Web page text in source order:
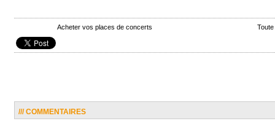
Acheter vos places de concerts
/// COMMENTAIRES